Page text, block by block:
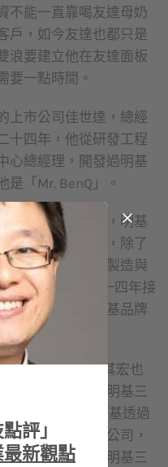
不能一直靠喝友達母奶
戶，如今友達也都只是
浪要建立他在友達面板
要一點時間。
上市公司佳世達，總經
十四年，他從研發工程
心總經理，開發過明基
「Mr. BenQ」。
百餘億元虧損後，明基
事業也進行調整，除了
業也進行精簡，製造與
賦予重任，二○一四年接
李文德負責的明基品牌
─醫療產業，陳其宏也
基三豐董事長，明基三
商，二○一○年明基透過
購怡安醫療器材公司，
袋類產品，去年明基三
評」
新觀點